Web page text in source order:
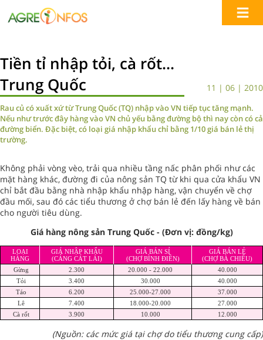
Tiền tỉ nhập tỏi, cà rốt...
Trung Quốc
11 | 06 | 2010
Rau củ có xuất xứ từ Trung Quốc (TQ) nhập vào VN tiếp tục tăng mạnh.
Nếu như trước đây hàng vào VN chủ yếu bằng đường bộ thì nay còn có cả
đường biển. Đặc biệt, có loại giá nhập khẩu chỉ bằng 1/10 giá bán lẻ thị
trường.
Không phải vòng vèo, trải qua nhiều tầng nấc phân phối như các
mặt hàng khác, đường đi của nông sản TQ từ khi qua cửa khẩu VN
chỉ bắt đầu bằng nhà nhập khẩu nhập hàng, vận chuyển về chợ
đầu mối, sau đó các tiểu thương ở chợ bán lẻ đến lấy hàng về bán
cho người tiêu dùng.
Giá hàng nông sản Trung Quốc - (Đơn vị: đồng/kg)
LOẠI
HÀNG
GIÁ NHẬP KHẨU
(CẢNG CÁT LÁI)
GIÁ BÁN SỈ
(CHỢ BÌNH ÐIỀN)
GIÁ BÁN LẺ
(CHỢ BÀ CHIỂU)
Gừng
2.300 20.000 - 22.000
40.000
Tỏi
3.400 30.000
40.000
Táo
6.200 25.000-27.000
37.000
Lê
7.400 18.000-20.000
27.000
Cà rốt
3.900 10.000 12.000
(Nguồn: các mức giá tại chợ do tiểu thương cung cấp)